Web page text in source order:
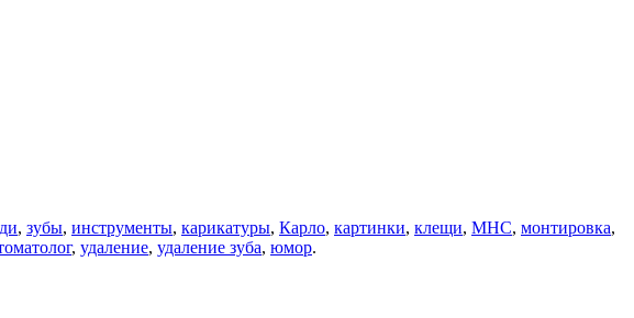
, зубы, инструменты, карикатуры, Карло, картинки, клещи, МНС, монтировка,
, удаление, удаление зуба, юмор.